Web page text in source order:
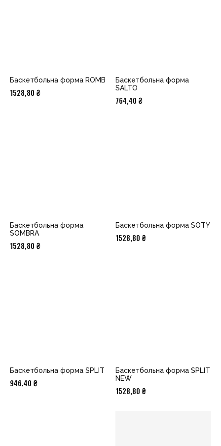
Баскетбольна форма ROMB
1528,80 ₴
Баскетбольна форма
SALTO
764,40 ₴
Баскетбольна форма
SOMBRA
1528,80 ₴
Баскетбольна форма SOTY
1528,80 ₴
Баскетбольна форма SPLIT
946,40 ₴
Баскетбольна форма SPLIT
NEW
1528,80 ₴